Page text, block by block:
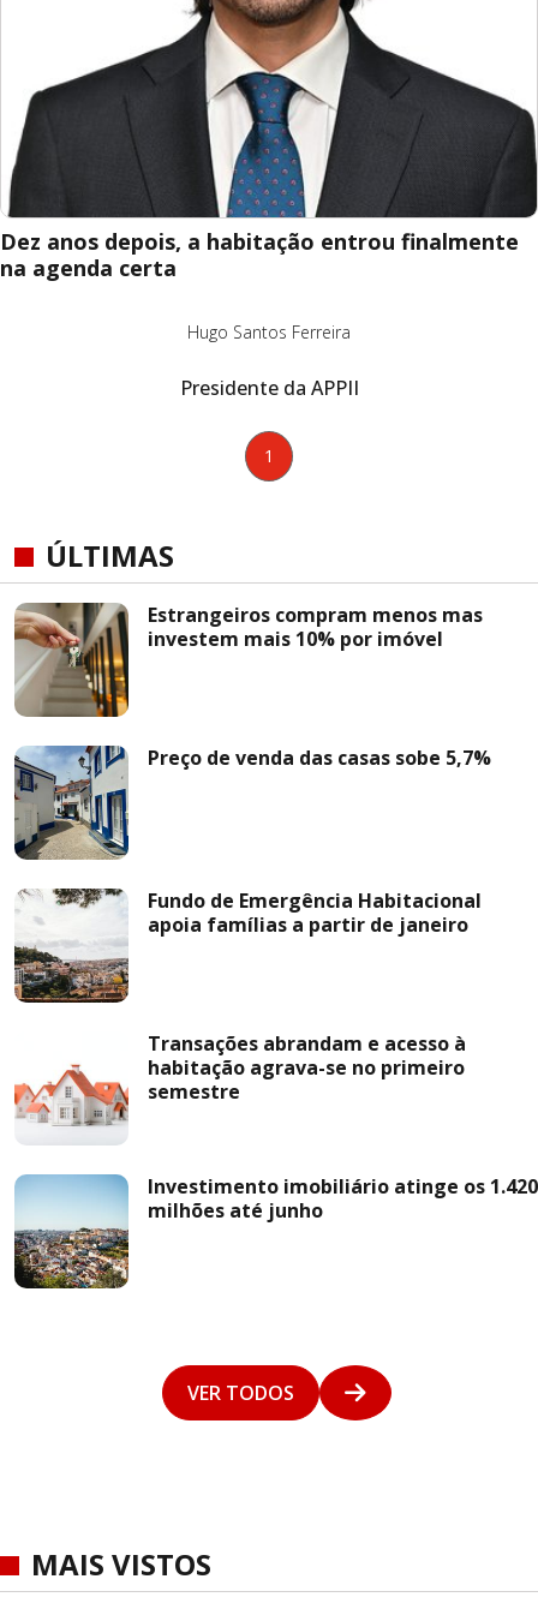
Dez anos depois, a habitação entrou finalmente
na agenda certa
Hugo Santos Ferreira
Presidente da APPII
1
ÚLTIMAS
Estrangeiros compram menos mas
investem mais 10% por imóvel
Preço de venda das casas sobe 5,7%
Fundo de Emergência Habitacional
apoia famílias a partir de janeiro
Transações abrandam e acesso à
habitação agrava-se no primeiro
semestre
Investimento imobiliário atinge os 1.420
milhões até junho
VER TODOS
MAIS VISTOS